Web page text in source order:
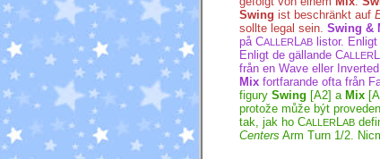
Swing ist beschränkt auf
sollte legal sein. Swing &
på CALLERL AB listor.
Enligt de gällande CALLERL
från en Wave eller
Mix fortfarande ofta från
figury Swing [A2] a Mix
protože může být
tak, jak ho CALLERL AB
Centers Arm Turn 1/2.